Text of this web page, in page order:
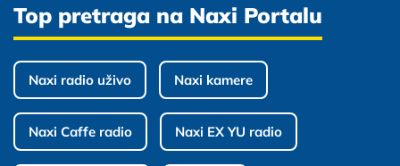
Top pretraga na Naxi Portalu
Naxi radio uživo Naxi kamere
Naxi Caffe radio Naxi EX YU radio